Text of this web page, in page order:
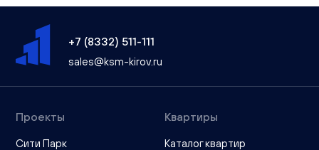
+7 (8332) 511-111
sales@ksm-kirov.ru
Проекты
Сити Парк
Квартиры
Каталог квартир